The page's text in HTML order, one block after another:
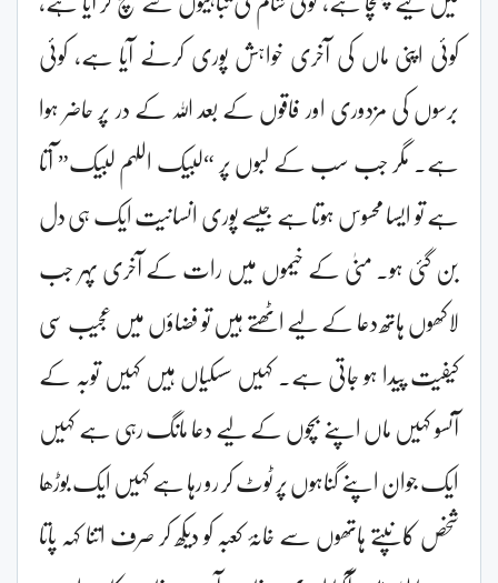
کوئی اپنی ماں کی آخری خواہش پوری کرنے آیا ہے، کوئی
برسوں کی مزدوری اور فاقوں کے بعد اللہ کے در پر حاضر ہوا
ہے۔ مگر جب سب کے لبوں پر “لبیک اللہم لبیک” آتا
ہے تو ایسا محسوس ہوتا ہے جیسے پوری انسانیت ایک ہی دل
بن گئی ہو۔ منیٰ کے خیموں میں رات کے آخری پہر جب
لاکھوں ہاتھ دعا کے لیے اٹھتے ہیں تو فضاؤں میں عجیب سی
کیفیت پیدا ہو جاتی ہے۔ کہیں سسکیاں ہیں کہیں توبہ کے
آنسو کہیں ماں اپنے بچوں کے لیے دعا مانگ رہی ہے کہیں
ایک جوان اپنے گناہوں پر ٹوٹ کر رو رہا ہے کہیں ایک بوڑھا
شخص کانپتے ہاتھوں سے خانۂ کعبہ کو دیکھ کر صرف اتنا کہہ پاتا